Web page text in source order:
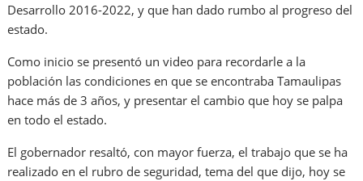
Desarrollo 2016-2022, y que han dado rumbo al progreso del
estado.
Como inicio se presentó un video para recordarle a la
población las condiciones en que se encontraba Tamaulipas
hace más de 3 años, y presentar el cambio que hoy se palpa
en todo el estado.
El gobernador resaltó, con mayor fuerza, el trabajo que se ha
realizado en el rubro de seguridad, tema del que dijo, hoy se